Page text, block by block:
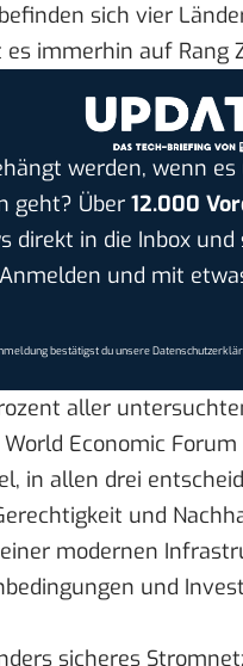
sich vier
immerhin auf Rang
werden, wenn es
geht? Über 12.000
direkt in die Inbox
und mit
bestätigst du unsere
aller
Economic
in allen drei
und
modernen
und
sicheres